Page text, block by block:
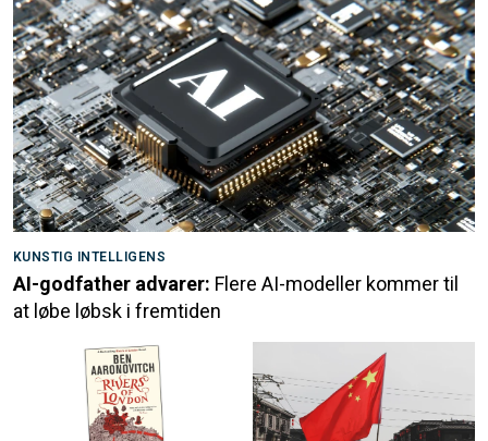
KUNSTIG INTELLIGENS
AI-godfather advarer: Flere AI-modeller kommer til
at løbe løbsk i fremtiden